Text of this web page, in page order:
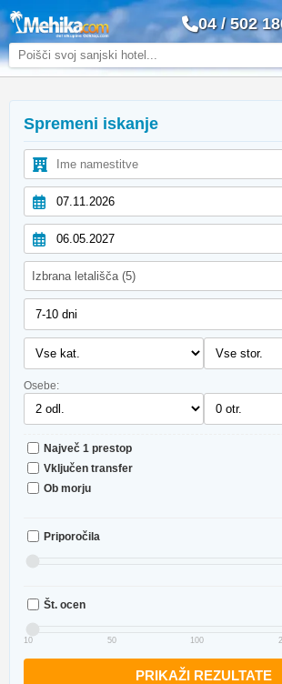
04 / 502
Spremeni iskanje
Izbrana letališča (5)
Osebe:
Največ 1 prestop
Vključen transfer
Ob morju
Priporočila
Št. ocen
10 50 100
PRIKAŽI REZULTATE